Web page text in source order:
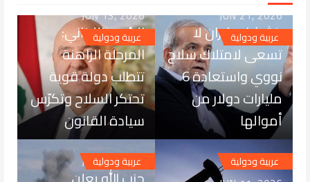
عربية ودولية
JUN 21, 2026
بزشكيان: إيران لا
تسعى لامتلاك سلاح
نووي واستعادة 6
مليارات دولار من
أموالها
عربية ودولية
JUN 13, 2026
الرئيس اللبناني:
المرحلة الراهنة
تتطلب دولة قوية
تحتكر السلاح وتكرّس
سيادة القانون
عربية ودولية عربية ودولية
JUN 06, 2026